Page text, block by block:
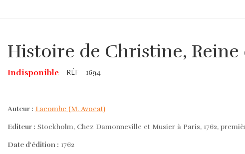
Histoire de Christine, Reine
Indisponible RÉF 1694
Auteur : Lacombe (M. Avocat)
Editeur : Stockholm, Chez Damonneville et Musier à Paris, 1762,
Date d'édition : 1762